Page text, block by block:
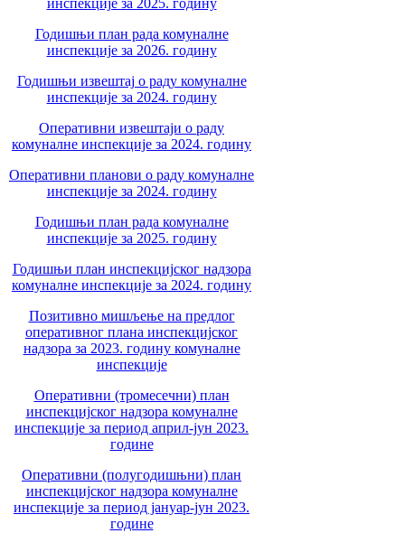
инспекције за 2025. годину
Годишњи план рада комуналне
инспекције за 2026. годину
Годишњи извештај о раду комуналне
инспекције за 2024. годину
Оперативни извештаји о раду
комуналне инспекције за 2024. годину
Оперативни планови о раду комуналне
инспекције за 2024. годину
Годишњи план рада комуналне
инспекције за 2025. годину
Годишњи план инспекцијског надзора
комуналне инспекције за 2024. годину
Позитивно мишљење на предлог
оперативног плана инспекцијског
надзора за 2023. годину комуналне
инспекције
Оперативни (тромесечни) план
инспекцијског надзора комуналне
инспекције за период април-јун 2023.
године
Оперативни (полугодишњни) план
инспекцијског надзора комуналне
инспекције за период јануар-јун 2023.
године